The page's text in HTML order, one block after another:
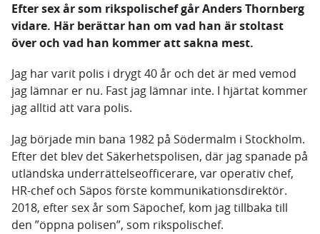
Efter sex år som rikspolischef går Anders Thornberg
vidare. Här berättar han om vad han är stoltast
över och vad han kommer att sakna mest.
Jag har varit polis i drygt 40 år och det är med vemod
jag lämnar er nu. Fast jag lämnar inte. I hjärtat kommer
jag alltid att vara polis.
Jag började min bana 1982 på Södermalm i Stockholm.
Efter det blev det Säkerhetspolisen, där jag spanade på
utländska underrättelseofficerare, var operativ chef,
HR-chef och Säpos förste kommunikationsdirektör.
2018, efter sex år som Säpochef, kom jag tillbaka till
den ”öppna polisen”, som rikspolischef.